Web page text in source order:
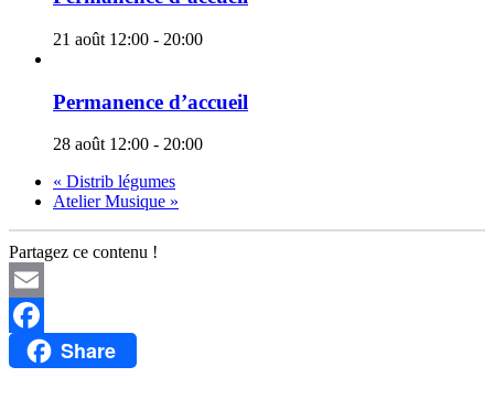
21 août 12:00 - 20:00
Permanence d’accueil
28 août 12:00 - 20:00
« Distrib légumes
Atelier Musique »
Partagez ce contenu !
Email
FacebookShare